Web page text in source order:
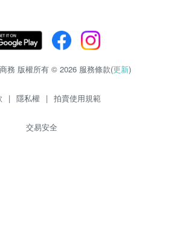
務 版權所有 © 2026 服務條款(更新)
| 隱私權 | 拍賣使用規範
交易安全